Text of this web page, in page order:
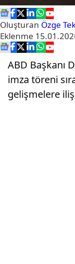
Oluşturan Özge
Eklenme
ABD Başkanı
imza töreni
gelişmelere